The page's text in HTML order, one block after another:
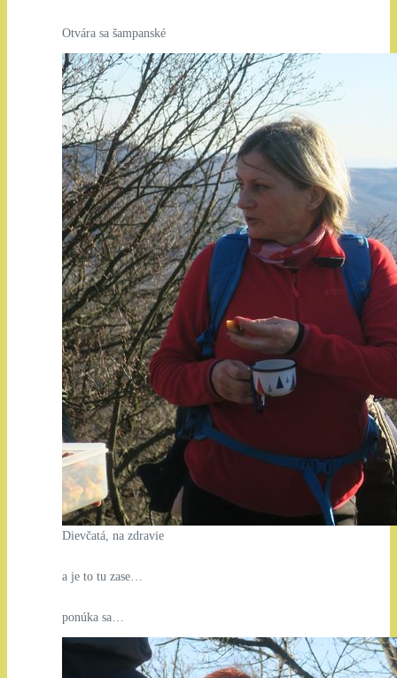
Otvára sa šampanské
Dievčatá, na zdravie
a je to tu zase…
ponúka sa…